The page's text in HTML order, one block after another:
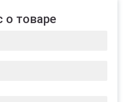
о товаре